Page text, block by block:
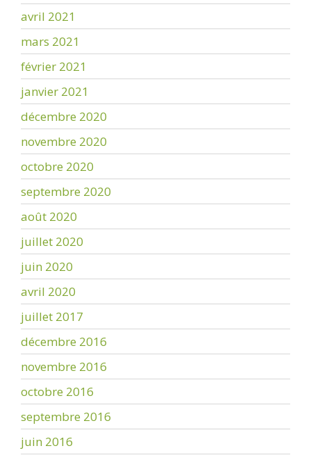
avril 2021
mars 2021
février 2021
janvier 2021
décembre 2020
novembre 2020
octobre 2020
septembre 2020
août 2020
juillet 2020
juin 2020
avril 2020
juillet 2017
décembre 2016
novembre 2016
octobre 2016
septembre 2016
juin 2016